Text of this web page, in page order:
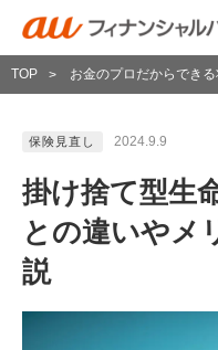
TOP > お金のプロだからでき
保険見直し 2024.9.9
掛け捨て型生
との違いやメ
説